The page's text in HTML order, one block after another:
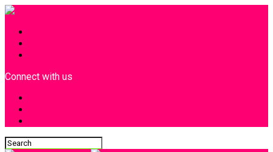
Connect with us